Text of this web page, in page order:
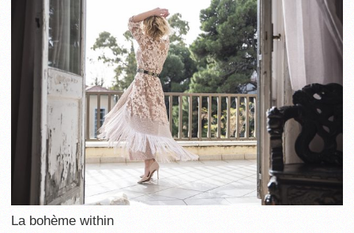
La bohème within